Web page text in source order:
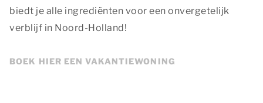
biedt je alle ingrediënten voor een onvergetelijk
verblijf in Noord-Holland!
BOEK HIER EEN VAKANTIEWONING